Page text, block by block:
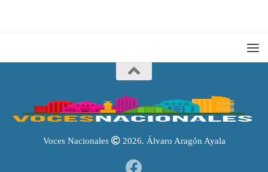
Voces Nacionales 2026. Álvaro Aragón Ayala